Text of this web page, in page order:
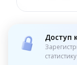
Доступ
статистику